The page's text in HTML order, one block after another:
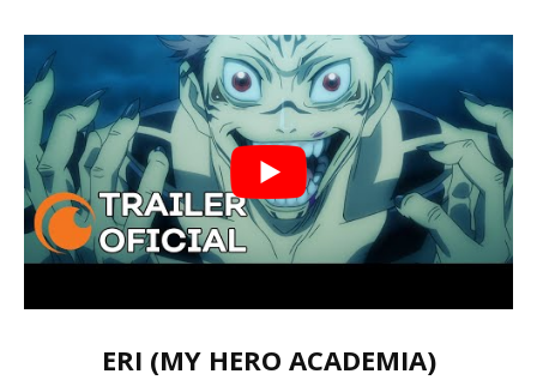
ERI (MY HERO ACADEMIA)